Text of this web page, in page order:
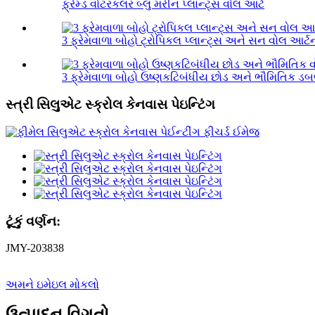
ફ્રેમ્ડ વોટરકલર બ્લુ મરીન પ્લાન્ટ્સ વોલ આર્ટ
3 ફ્રેમવાળા બોહો ટ્રોપિકલ પ્લાન્ટ્સ અને સન વોલ
3 ફ્રેમવાળા બોહો ઉષ્ણકટિબંધીય છોડ અને ભૌમિતિક
સ્ત્રી સિલુએટ સ્ક્રોલ કેનવાસ પેઇન્ટિંગ
ટૂંકું વર્ણન:
JMY-203838
અમને ઇમેઇલ મોકલો